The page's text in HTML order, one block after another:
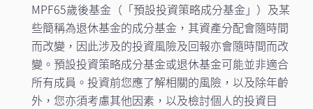
MPF65歲後基金（「預設投資策略成分基金」）及某
些簡稱為退休基金的成分基金，其資產分配會隨時間
而改變，因此涉及的投資風險及回報亦會隨時間而改
變。預設投資策略成分基金或退休基金可能並非適合
所有成員。投資前您應了解相關的風險，以及除年齡
外，您亦須考慮其他因素，以及檢討個人的投資目